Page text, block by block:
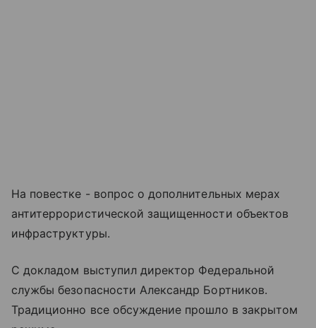
На повестке - вопрос о дополнительных мерах
антитеррористической защищенности объектов
инфраструктуры.
С докладом выступил директор Федеральной
службы безопасности Александр Бортников.
Традиционно все обсуждение прошло в закрытом